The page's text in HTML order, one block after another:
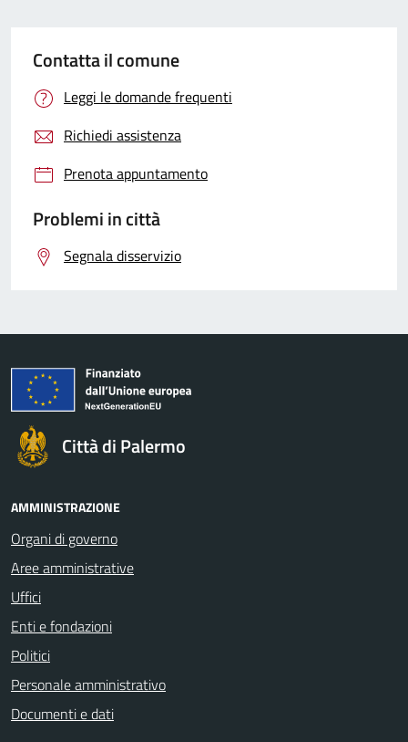
Contatta il comune
Leggi le domande frequenti
Richiedi assistenza
Prenota appuntamento
Problemi in città
Segnala disservizio
Città di Palermo
AMMINISTRAZIONE
Organi di governo
Aree amministrative
Uffici
Enti e fondazioni
Politici
Personale amministrativo
Documenti e dati